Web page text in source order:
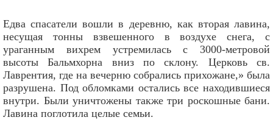
Едва спасатели вошли в деревню, как вторая лавина,
несущая тонны взвешенного в воздухе снега, с
ураганным вихрем устремилась с 3000-метровой
высоты Бальмхорна вниз по склону. Церковь св.
Лаврентия, где на вечерню собрались прихожане,» была
разрушена. Под обломками остались все находившиеся
внутри. Были уничтожены также три роскошные бани.
Лавина поглотила целые семьи.